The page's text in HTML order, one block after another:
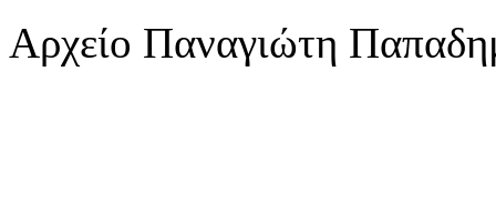
Αρχείο Παναγιώτη